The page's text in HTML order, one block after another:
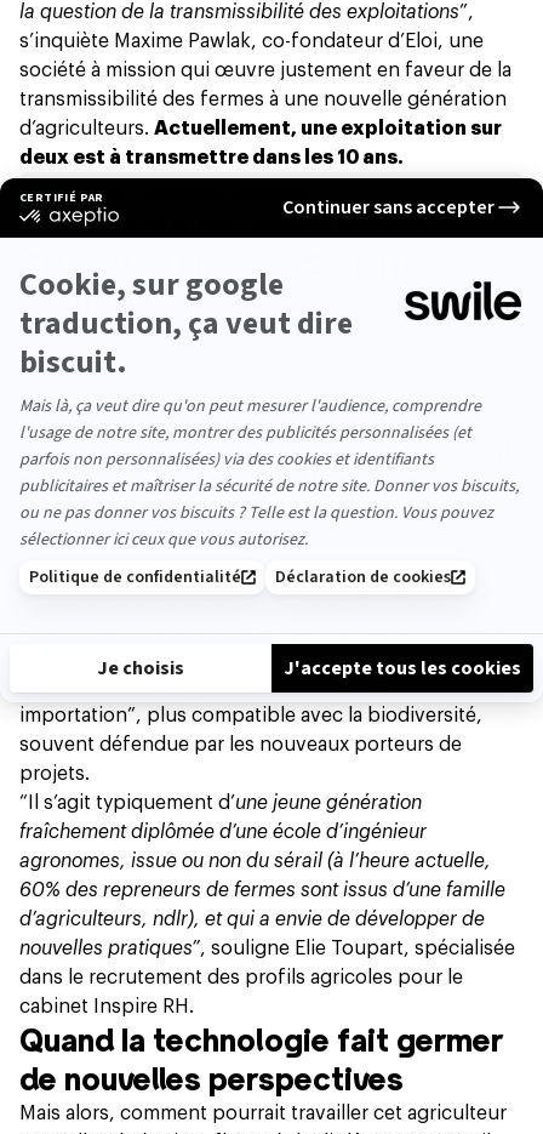
la question de la transmissibilité des exploitations”,
s’inquiète Maxime Pawlak, co-fondateur d’Eloi, une
société à mission qui œuvre justement en faveur de la
transmissibilité des fermes à une nouvelle génération
d’agriculteurs. Actuellement, une exploitation sur
deux est à transmettre dans les 10 ans.
LA RÉDACTION VOUS CONSEILLE
Qu’est-ce qu’un RH plus “humain” à l’ère de l’IA ?
Sauf qu’en France, “Small is
beautiful”
Pour éviter la financiarisation du secteur, soit une
agriculture détenue par de grandes firmes
agroalimentaires, il s’agit donc de défendre un modèle
plus familial. C’est en tout cas le futur désirable que
nous souhaitons défendre dans cette prospective. “
n’y aura pas un seul modèle de fermes demain. Avec
des fermes devenues plus grandes, co-existera une
seconde voie, de fermes restées à taille humaine et
souvent autosuffisantes”, poursuit Maxime Pawlak.
Typiquement, il peut s’agir d’une exploitation laitière
les vêlages groupés pour optimiser le travail des
importation”, plus compatible avec la biodiversité,
souvent défendue par les nouveaux porteurs de
projets.
“Il s’agit typiquement d’une jeune génération
fraîchement diplômée d’une école d’ingénieur
agronomes, issue ou non du sérail (à l’heure actuelle,
60% des repreneurs de fermes sont issus d’une famille
d’agriculteurs, ndlr), et qui a envie de développer de
nouvelles pratiques”, souligne Elie Toupart, spécialisée
dans le recrutement des profils agricoles pour le
cabinet Inspire RH.
Quand la technologie fait germer
de nouvelles perspectives
Mais alors, comment pourrait travailler cet agriculteur